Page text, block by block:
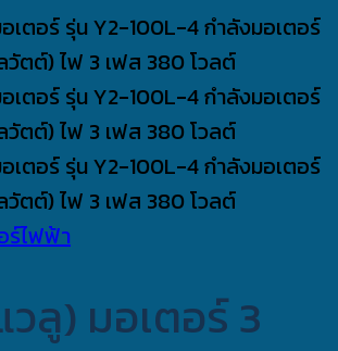
ร์ไฟฟ้า
วลู) มอเตอร์ 3